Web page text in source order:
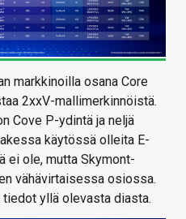
markkinoilla osana Core
2xxV-mallimerkinnöistä.
Cove P-ydintä ja neljä
käytössä olleita E-
ei ole, mutta Skymont-
vähävirtaisessa osiossa.
yllä olevasta diasta.